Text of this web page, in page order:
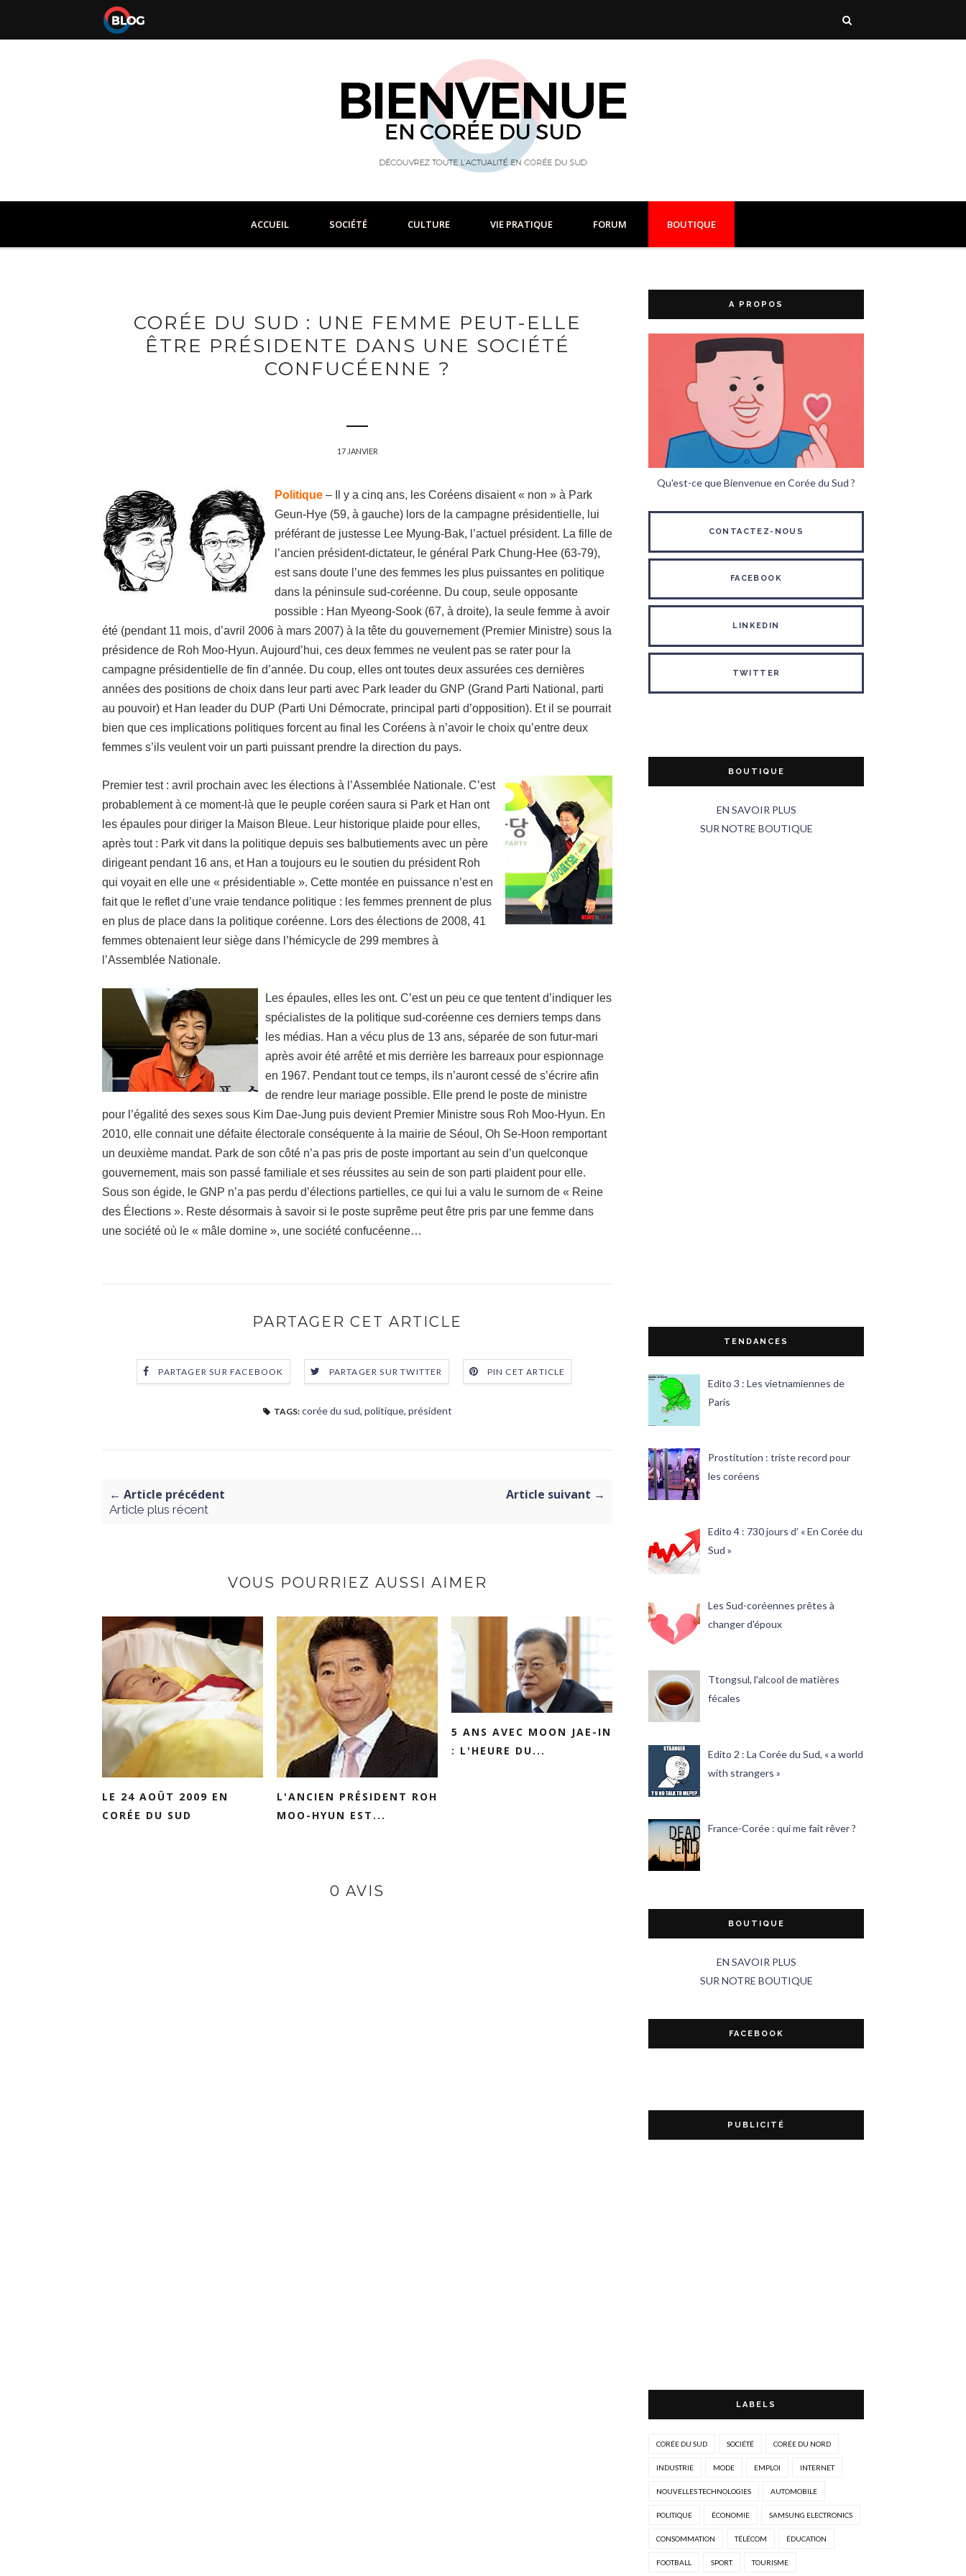
ACCUEIL SOCIÉTÉ CULTURE VIE PRATIQUE FORUM BOUTIQUE
CORÉE DU SUD : UNE FEMME PEUT-ELLE
ÊTRE PRÉSIDENTE DANS UNE SOCIÉTÉ
CONFUCÉENNE ?
17 JANVIER
Politique – Il y a cinq ans, les Coréens disaient « non » à Park
Geun-Hye (59, à gauche) lors de la campagne présidentielle, lui
préférant de justesse Lee Myung-Bak, l’actuel président. La fille de
l’ancien président-dictateur, le général Park Chung-Hee (63-79),
est sans doute l’une des femmes les plus puissantes en politique
dans la péninsule sud-coréenne. Du coup, seule opposante
possible : Han Myeong-Sook (67, à droite), la seule femme à avoir
été (pendant 11 mois, d’avril 2006 à mars 2007) à la tête du gouvernement (Premier Ministre) sous la
présidence de Roh Moo-Hyun. Aujourd’hui, ces deux femmes ne veulent pas se rater pour la
campagne présidentielle de fin d’année. Du coup, e lles ont toutes deux assurées ces dernières
années des positions de choix dans leur parti avec Park leader du GNP (Grand Parti National, parti
au pouvoir) et Han leader du DUP (Parti Uni Démocrate, principal parti d’opposition). Et il se pourrait
bien que ces implications politiques forcent au final les Coréens à n’avoir le choix qu’entre deux
femmes s’ils veulent voir un parti puissant prendre la direction du pays.
Premier test : avril prochain avec les élections à l’Assemblée Nationale. C’est
probablement à ce moment-là que le peuple coréen saura si Park et Han ont
les épaules pour diriger la Maison Bleue. Leur historique plaide pour elles,
après tout : Park vit dans la politique depuis ses balbutiements avec un père
dirigeant pendant 16 ans, et Han a toujours eu le soutien du président Roh
qui voyait en elle une « présidentiable ». Cette montée en puissance n’est en
fait que le reflet d’une vraie tendance politique : les femmes prennent de plus
en plus de place dans la politique coréenne. Lors des élections de 2008, 41
femmes obtenaient leur siège dans l’hémicycle de 299 membres à
l’Assemblée Nationale.
Les épaules, elles les ont. C’est un peu ce que tentent d’indiquer les
spécialistes de la politique sud-coréenne ces derniers temps dans
les médias. Han a vécu plus de 13 ans, séparée de son futur-mari
après avoir été arrêté et mis derrière les barreaux pour espionnage
en 1967. Pendant tout ce temps, ils n’auront cessé de s’écrire afin
de rendre leur mariage possible. Elle prend le poste de ministre
pour l’égalité des sexes sous Kim Dae-Jung puis devient Premier Ministre sous Roh Moo-Hyun. En
2010, elle connait une défaite électorale conséquente à la mairie de Séoul, Oh Se-Hoon remportant
un deuxième mandat. Park de son côté n’a pas pris de poste important au sein d’un quelconque
gouvernement, mais son passé familiale et ses réussites au sein de son parti plaident pour elle.
Sous son égide, le GNP n’a pas perdu d’élections partielles, ce qui lui a valu le surnom de « Reine
des Élections ». Reste désormais à savoir si le poste suprême peut être pris par une femme dans
une société où le « mâle domine », une société confucéenne…
PARTAGER CET ARTICLE
PARTAGER SUR FACEBOOK PARTAGER SUR TWITTER PIN CET ARTICLE
TAGS: corée du sud, politique, président
← Article précédent
Article plus récent
Article suivant →
VOUS POURRIEZ AUSSI AIMER
LE 24 AOÛT 2009 EN
CORÉE DU SUD
L'ANCIEN PRÉSIDENT ROH
MOO-HYUN EST...
5 ANS AVEC MOON JAE-IN
: L'HEURE DU...
0 AVIS
A PROPOS
Qu'est-ce que Bienvenue en Corée du Sud ?
CONTACTEZ-NOUS
FACEBOOK
LINKEDIN
TWITTER
BOUTIQUE
EN SAVOIR PLUS
SUR NOTRE BOUTIQUE
TENDANCES
Edito 3 : Les vietnamiennes de
Paris
Prostitution : triste record pour
les coréens
Edito 4 : 730 jours d’ « En Corée du
Sud »
Les Sud-coréennes prêtes à
changer d'époux
Ttongsul, l'alcool de matières
fécales
Edito 2 : La Corée du Sud, « a world
with strangers »
France-Corée : qui me fait rêver ?
BOUTIQUE
EN SAVOIR PLUS
SUR NOTRE BOUTIQUE
FACEBOOK
PUBLICITÉ
LABELS
CORÉE DU SUD SOCIÉTÉ CORÉE DU NORD
INDUSTRIE MODE EMPLOI INTERNET
NOUVELLES TECHNOLOGIES AUTOMOBILE
POLITIQUE ÉCONOMIE SAMSUNG ELECTRONICS
CONSOMMATION TÉLÉCOM ÉDUCATION
FOOTBALL SPORT TOURISME